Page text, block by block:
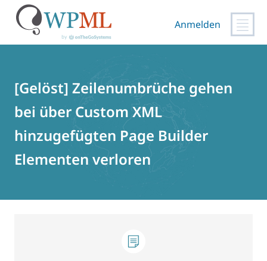
Anmelden
[Gelöst] Zeilenumbrüche gehen
bei über Custom XML
hinzugefügten Page Builder
Elementen verloren